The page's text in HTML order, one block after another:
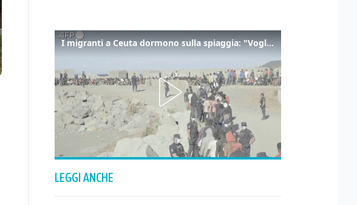
I migranti a Ceuta dormono sulla spiaggia: "Vogliamo entrare in Europa"
LEGGI ANCHE